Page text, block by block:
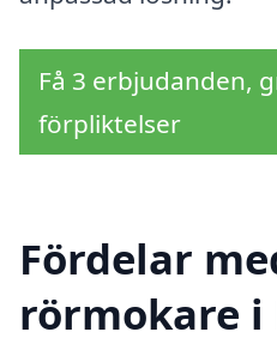
Få 3 erbjudanden,
förpliktelser
Fördelar
rörmokare i